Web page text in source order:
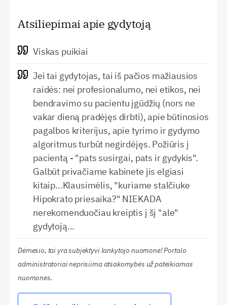
Atsiliepimai apie gydytoją
Viskas puikiai
Jei tai gydytojas, tai iš pačios mažiausios
raidės: nei profesionalumo, nei etikos, nei
bendravimo su pacientu įgūdžių (nors ne
vakar dieną pradėjęs dirbti), apie būtinosios
pagalbos kriterijus, apie tyrimo ir gydymo
algoritmus turbūt negirdėjęs. Požiūris į
pacientą - "pats susirgai, pats ir gydykis".
Galbūt privačiame kabinete jis elgiasi
kitaip...Klausimėlis, "kuriame stalčiuke
Hipokrato priesaika?" NIEKADA
nerekomenduočiau kreiptis į šį "ale"
gydytoją...
Dėmesio, tai yra subjektyvi lankytojo nuomonė! Portalo
administratoriai neprisiima atsakomybės už pateikiamas
nuomones.